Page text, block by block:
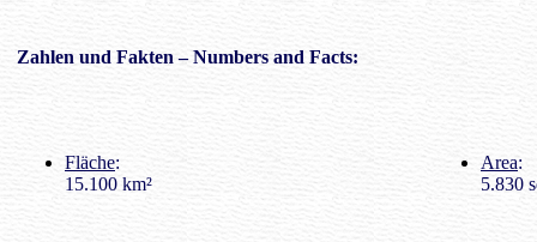
Zahlen und Fakten – Numbers and Facts:
Fläche:
15.100 km²
Area:
5.830